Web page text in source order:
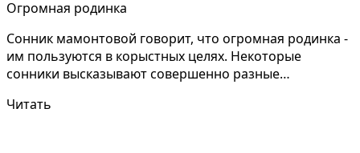
Огромная родинка
Сонник мамонтовой говорит, что огромная родинка -
им пользуются в корыстных целях. Некоторые
сонники высказывают совершенно разные
Читать